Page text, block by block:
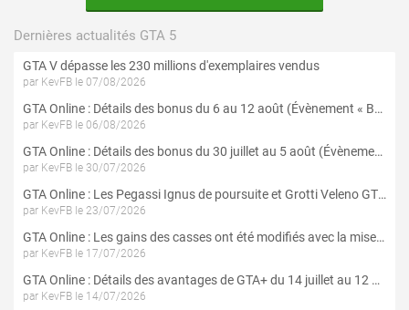
Dernières actualités GTA 5
GTA V dépasse les 230 millions d'exemplaires vendus
par KevFB le 07/08/2026
GTA Online : Détails des bonus du 6 au 12 août (Évènement « Braquages de l'été » - Suite et fin)
par KevFB le 06/08/2026
GTA Online : Détails des bonus du 30 juillet au 5 août (Évènement « Braquages d'été »)
par KevFB le 30/07/2026
GTA Online : Les Pegassi Ignus de poursuite et Grotti Veleno GT sont maintenant disponibles
par KevFB le 23/07/2026
GTA Online : Les gains des casses ont été modifiés avec la mise à jour « Le Braquage du Kortz Center »
par KevFB le 17/07/2026
GTA Online : Détails des avantages de GTA+ du 14 juillet au 12 août
par KevFB le 14/07/2026